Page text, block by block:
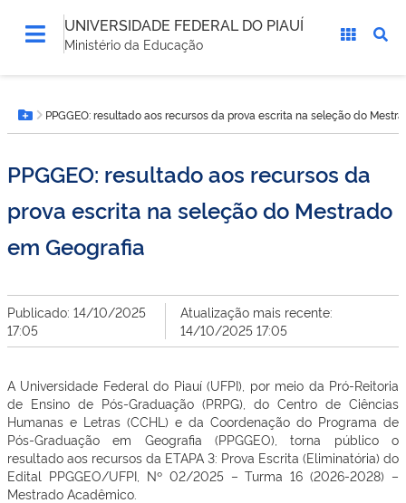
UNIVERSIDADE FEDERAL DO PIAUÍ
Ministério da Educação
está
aqui:Botão Menu
PPGGEO: resultado aos recursos da prova escrita na seleção do
PPGGEO: resultado aos recursos da
prova escrita na seleção do Mestrado
em Geografia
Publicado: 14/10/2025
17:05
Atualização mais recente:
14/10/2025 17:05
A Universidade Federal do Piauí (UFPI), por meio da Pró-Reitoria
de Ensino de Pós-Graduação (PRPG), do Centro de Ciências
Humanas e Letras (CCHL) e da Coordenação do Programa de
Pós-Graduação em Geografia (PPGGEO), torna público o
resultado aos recursos da ETAPA 3: Prova Escrita (Eliminatória) do
Edital PPGGEO/UFPI, Nº 02/2025 – Turma 16 (2026-2028) –
Mestrado Acadêmico.